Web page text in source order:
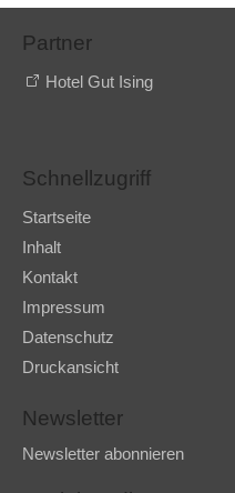
Partner
Hotel Gut Ising
Schnellzugriff
Startseite
Inhalt
Kontakt
Impressum
Datenschutz
Druckansicht
Newsletter
Newsletter abonnieren